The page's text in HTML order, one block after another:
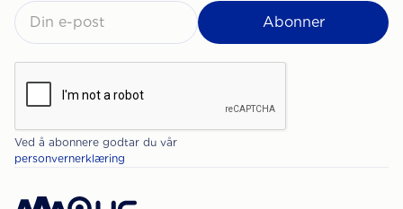
Ved å abonnere godtar du vår
personvernerklæring